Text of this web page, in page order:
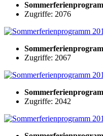
Zugriffe: 2076
Zugriffe: 2067
Zugriffe: 2042